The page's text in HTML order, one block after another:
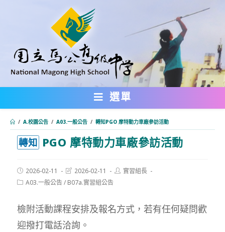
內
選單
/ A.校園公告 / A03.一般公告 / 轉知PGO 摩特動力車廠參訪活動
轉知 PGO 摩特動力車廠參訪活動
Post
published:
2026-02-11
Post
modified:
2026-02-11
Post實習組長
PostA03.一般公告/ B07a.實習組公告
檢附活動課程安排及報名方式，若有任何疑問歡
迎撥打電話洽詢。